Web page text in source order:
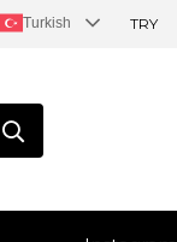
Turkish TRY